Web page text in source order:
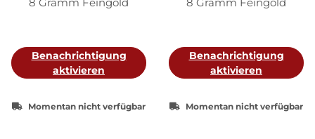
Benachrichtigung
aktivieren
Momentan nicht verfügbar
Benachrichtigung
aktivieren
Momentan nicht verfügbar